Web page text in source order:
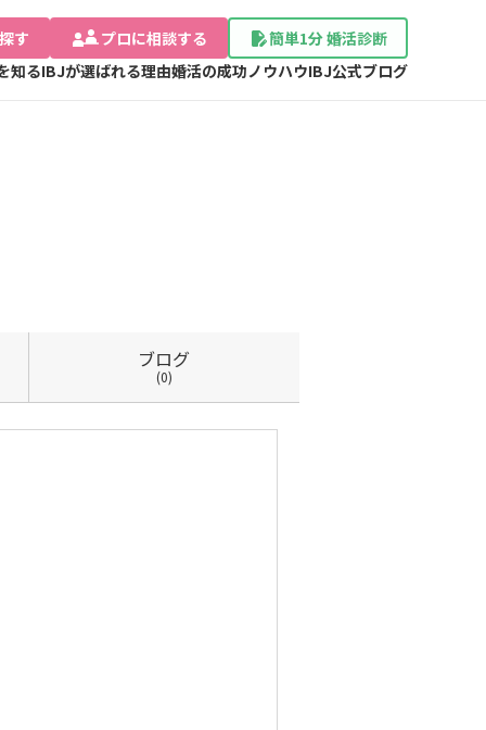
す プロに相談する
簡単1分 婚活診断
知るIBJが選ばれる理由婚活の成功ノウハウIBJ公式ブログ
ブログ
(0)